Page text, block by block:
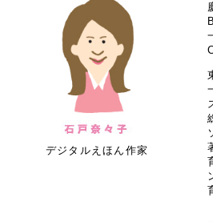
デジタルえほん作家